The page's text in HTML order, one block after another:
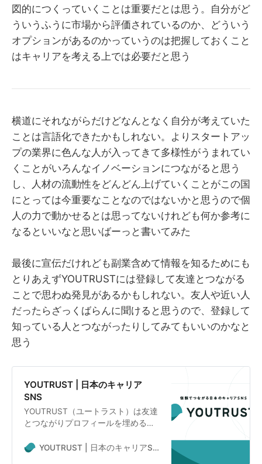
図的につくっていくことは重要だとは思う。自分がど
ういうふうに市場から評価されているのか、どういう
オプションがあるのかっていうのは把握しておくこと
はキャリアを考える上では必要だと思う
横道にそれながらだけどなんとなく自分が考えていた
ことは言語化できたかもしれない。よりスタートアッ
プの業界に色んな人が入ってきて多様性がうまれてい
くことがいろんなイノベーションにつながると思う
し、人材の流動性をどんどん上げていくことがこの国
にとっては今重要なことなのではないかと思うので個
人の力で動かせるとは思ってないけれども何か参考に
なるといいなと思いばーっと書いてみた
最後に宣伝だけれども副業含めて情報を知るためにも
とりあえずYOUTRUSTには登録して友達とつながる
ことで思わぬ発見があるかもしれない。友人や近い人
だったらざっくばらんに聞けると思うので、登録して
知っている人とつながったりしてみてもいいのかなと
思う
YOUTRUST | 日本のキャリア
SNS
YOUTRUST（ユートラスト）は友達
とつながりプロフィールを埋めるだ
転職・副業のスカウトが届く日本のYOUTRUST | 日本のキャリアSNS